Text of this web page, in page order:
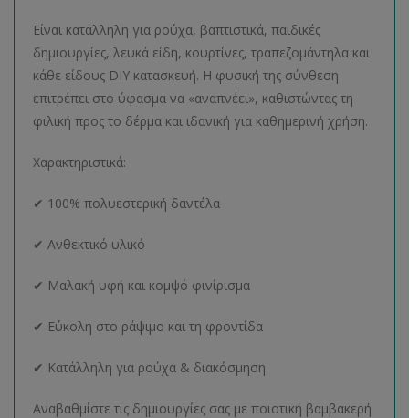
Είναι κατάλληλη για ρούχα, βαπτιστικά, παιδικές
δημιουργίες, λευκά είδη, κουρτίνες, τραπεζομάντηλα και
κάθε είδους DIY κατασκευή. Η φυσική της σύνθεση
επιτρέπει στο ύφασμα να «αναπνέει», καθιστώντας τη
φιλική προς το δέρμα και ιδανική για καθημερινή χρήση.
Χαρακτηριστικά:
✔ 100% πολυεστερική δαντέλα
✔ Ανθεκτικό υλικό
✔ Μαλακή υφή και κομψό φινίρισμα
✔ Εύκολη στο ράψιμο και τη φροντίδα
✔ Κατάλληλη για ρούχα & διακόσμηση
Αναβαθμίστε τις δημιουργίες σας με ποιοτική βαμβακερή